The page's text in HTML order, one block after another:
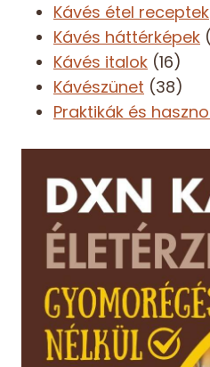
Kávés étel receptek
Kávés háttérképek
Kávés italok (16)
Kávészünet (38)
Praktikák és